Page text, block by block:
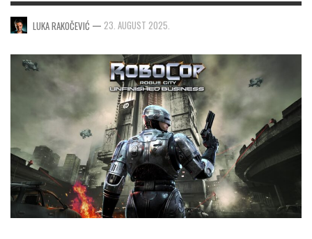
LUKA RAKOČEVIĆ — 23. AUGUST 2025.